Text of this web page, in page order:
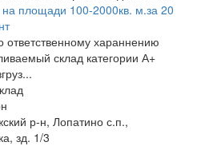
на площади 100-2000кв. м.за 20
ответственному хараннению
склад категории А+
р-н, Лопатино с.п.,
зд. 1/3